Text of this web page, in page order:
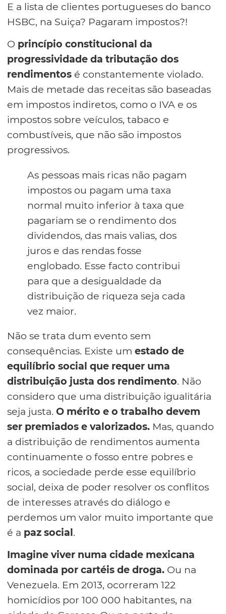
E a lista de clientes portugueses do banco
HSBC, na Suiça? Pagaram impostos?!
O princípio constitucional da
progressividade da tributação dos
rendimentos é constantemente violado.
Mais de metade das receitas são baseadas
em impostos indiretos, como o IVA e os
impostos sobre veículos, tabaco e
combustíveis, que não são impostos
progressivos.
As pessoas mais ricas não pagam
impostos ou pagam uma taxa
normal muito inferior à taxa que
pagariam se o rendimento dos
dividendos, das mais valias, dos
juros e das rendas fosse
englobado. Esse facto contribui
para que a desigualdade da
distribuição de riqueza seja cada
vez maior.
Não se trata dum evento sem
consequências. Existe um estado de
equilíbrio social que requer uma
distribuição justa dos rendimento. Não
considero que uma distribuição igualitária
seja justa. O mérito e o trabalho devem
ser premiados e valorizados. Mas, quando
a distribuição de rendimentos aumenta
continuamente o fosso entre pobres e
ricos, a sociedade perde esse equilíbrio
social, deixa de poder resolver os conflitos
de interesses através do diálogo e
perdemos um valor muito importante que
é a paz social.
Imagine viver numa cidade mexicana
dominada por cartéis de droga. Ou na
Venezuela. Em 2013, ocorreram 122
homicídios por 100 000 habitantes, na